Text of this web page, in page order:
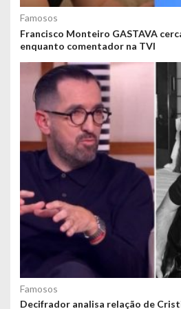
Famosos
Francisco Monteiro GASTAVA
enquanto comentador na TVI
Famosos
Decifrador analisa relação de